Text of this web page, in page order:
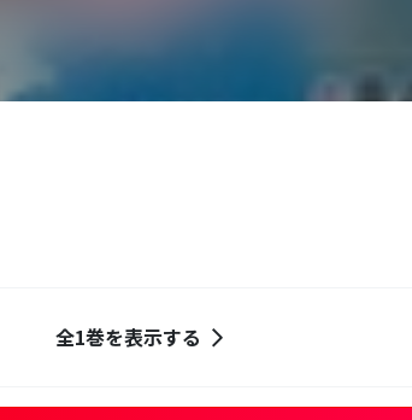
全1巻を表示する